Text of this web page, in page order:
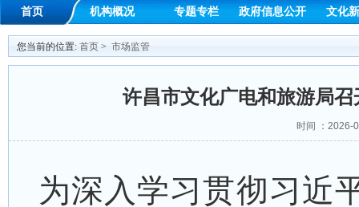
首页 机构概况 专题专栏 政府信息公开 文化
您当前的位置: 首页 > 市场监管
许昌市文化广电和旅游局
时间 ：
为深入学习贯彻习近